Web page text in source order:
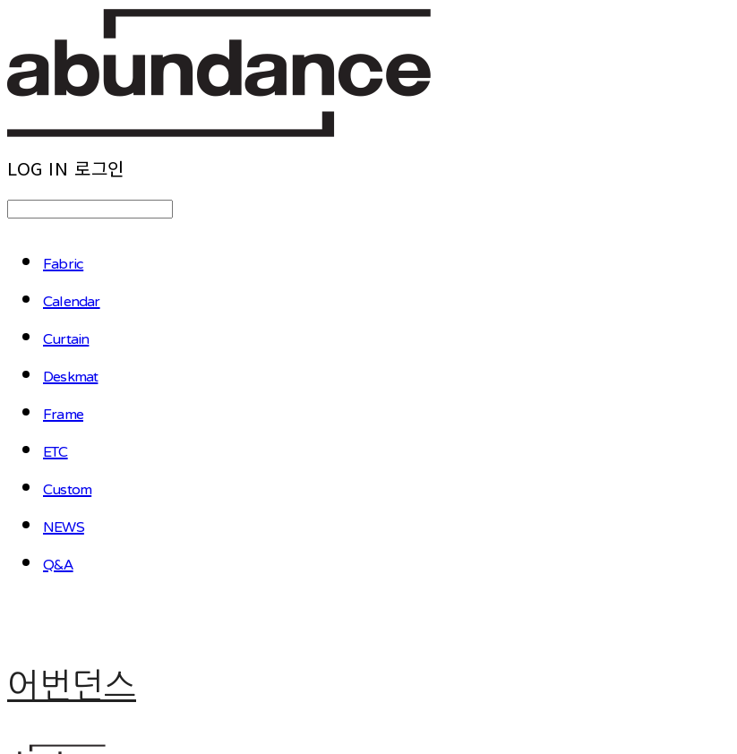
LOG IN 로그인
Fabric
Calendar
Curtain
Deskmat
Frame
ETC
Custom
NEWS
Q&A
어번던스